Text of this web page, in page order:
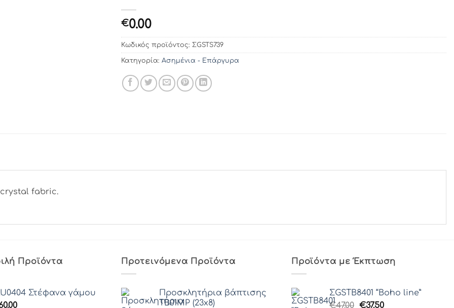
€0.00
Κωδικός προϊόντος: ΣGSTS739
Κατηγορία: Ασημένια - Επάργυρα
fabric.
Προϊόντα
Στέφανα γάμου
Προτεινόμενα Προϊόντα
Προσκλητήρια βάπτισης
ΤΒ01ΜΡ (23x8)
Προϊόντα με Έκπτωση
ΣGSTB8401 “Boho line”
€47.00 Original
€37.50Η